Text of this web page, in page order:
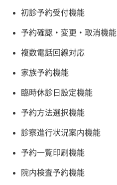
初診予約受付機能
予約確認・変更・取消機能
複数電話回線対応
家族予約機能
臨時休診日設定機能
予約方法選択機能
診察進行状況案内機能
予約一覧印刷機能
院内検査予約機能